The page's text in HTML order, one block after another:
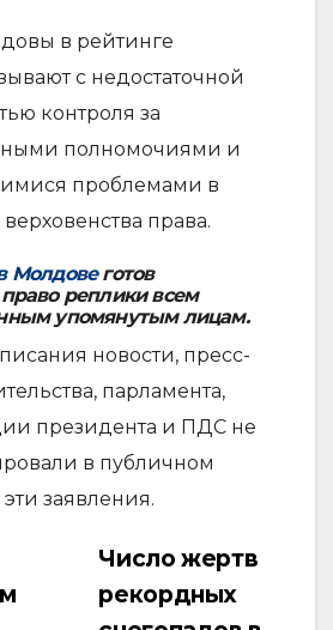
в рейтинге
с недостаточной
контроля за
полномочиями и
проблемами в
права.
Молдовеготов
реплики всем
упомянутым лицам.
новости, пресс-
парламента,
президента и ПДС не
в публичном
заявления.
Число жертв
рекордных